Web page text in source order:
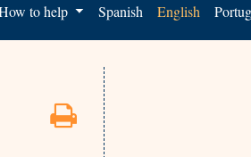
to help Spanish English